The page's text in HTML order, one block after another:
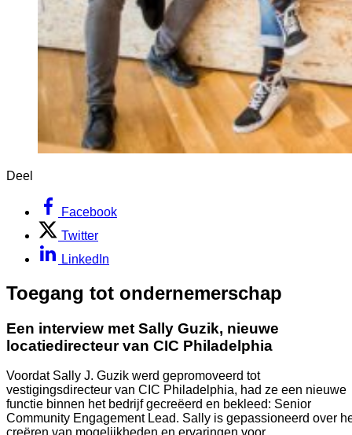
Deel
Facebook
Twitter
LinkedIn
Toegang tot ondernemerschap
Een interview met Sally Guzik, nieuwe
locatiedirecteur van CIC Philadelphia
Voordat Sally J. Guzik werd gepromoveerd tot
vestigingsdirecteur van CIC Philadelphia, had ze een nieuwe
functie binnen het bedrijf gecreëerd en bekleed: Senior
Community Engagement Lead. Sally is gepassioneerd over